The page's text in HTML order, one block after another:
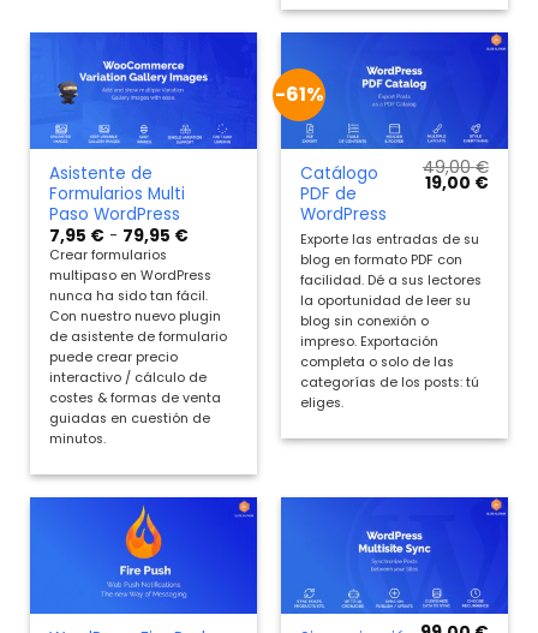
Asistente de
Formularios Multi
Paso WordPress
7,95 € - 79,95 €Rango
desde
7,95 €
hasta
79,95 €
Crear formularios
multipaso en WordPress
nunca ha sido tan fácil.
Con nuestro nuevo plugin
de asistente de formulario
puede crear precio
interactivo / cálculo de
costes & formas de venta
guiadas en cuestión de
minutos.
-61%
Catálogo
PDF de
WordPress
49,00€
El
precio
era:
49,00 €.
19,00 €El
Exporte las entradas de su
blog en formato PDF con
facilidad. Dé a sus lectores
la oportunidad de leer su
blog sin conexión o
impreso. Exportación
completa o solo de las
categorías de los posts: tú
eliges.